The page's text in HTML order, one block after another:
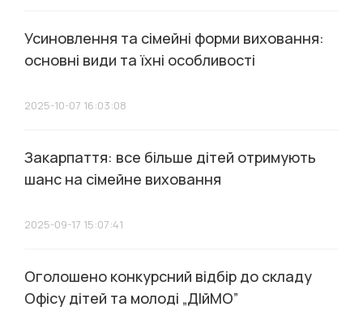
Усиновлення та сімейні форми виховання:
основні види та їхні особливості
2025-10-07 16:03:08
Закарпаття: все більше дітей отримують
шанс на сімейне виховання
2025-09-17 15:07:41
Оголошено конкурсний відбір до складу
Офісу дітей та молоді „ДІйМО”